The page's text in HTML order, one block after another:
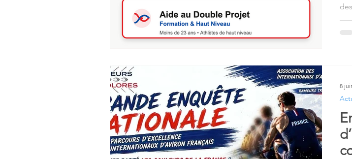
Actus 2008 Aide Double Projet U23
La Dénage Newsletter Nos actions Palmarès
8